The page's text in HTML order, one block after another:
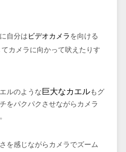
自分はビデオカメラを向ける
カメラに向かって吠えたりす
ルのような巨大なカエルもグ
をパクパクさせながらカメラ
を感じながらカメラでズーム